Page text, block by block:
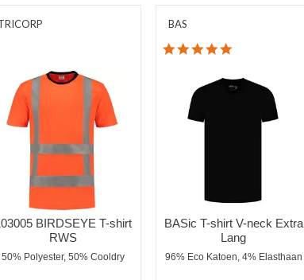
BIRDSEYE T-shirt
RWS
50% Polyester, 50% Cooldry
BAS
BASic T-shirt V-neck Extra
Lang
96% Eco Katoen, 4% Elasthaan